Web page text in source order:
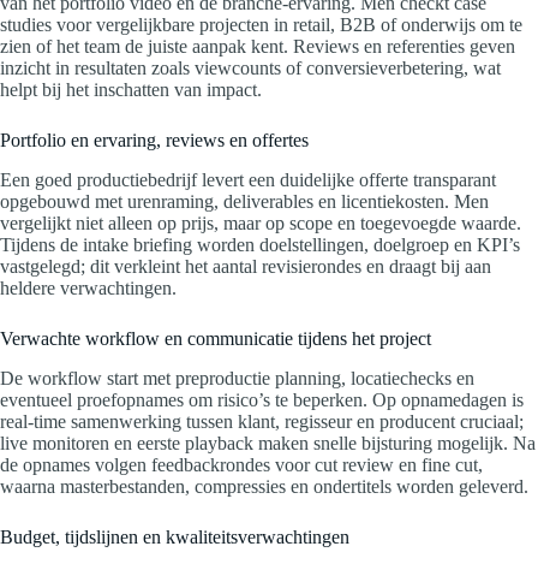
studies voor vergelijkbare projecten in retail, B2B of onderwijs om te
zien of het team de juiste aanpak kent. Reviews en referenties geven
inzicht in resultaten zoals viewcounts of conversieverbetering, wat
helpt bij het inschatten van impact.
Portfolio en ervaring, reviews en offertes
Een goed productiebedrijf levert een duidelijke offerte transparant
opgebouwd met urenraming, deliverables en licentiekosten. Men
vergelijkt niet alleen op prijs, maar op scope en toegevoegde waarde.
Tijdens de intake briefing worden doelstellingen, doelgroep en KPI’s
vastgelegd; dit verkleint het aantal revisierondes en draagt bij aan
heldere verwachtingen.
Verwachte workflow en communicatie tijdens het project
De workflow start met preproductie planning, locatiechecks en
eventueel proefopnames om risico’s te beperken. Op opnamedagen is
real-time samenwerking tussen klant, regisseur en producent cruciaal;
live monitoren en eerste playback maken snelle bijsturing mogelijk. Na
de opnames volgen feedbackrondes voor cut review en fine cut,
waarna masterbestanden, compressies en ondertitels worden geleverd.
Budget, tijdslijnen en kwaliteitsverwachtingen